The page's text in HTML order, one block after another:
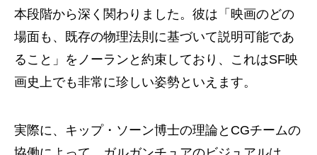
本段階から深く関わりました。彼は「映画のどの
場面も、既存の物理法則に基づいて説明可能であ
ること」をノーランと約束しており、これはSF映
画史上でも非常に珍しい姿勢といえます。
実際に、キップ・ソーン博士の理論とCGチームの